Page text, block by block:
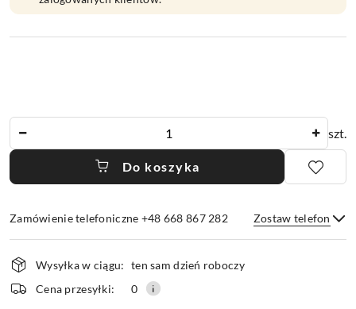
szt.
Do koszyka
Zamówienie telefoniczne +48 668 867 282 Zostaw telefon
Wyślij
Dostępność
i
dostawa
Wysyłka w ciągu: ten sam dzień roboczy
Cena przesyłki:
0